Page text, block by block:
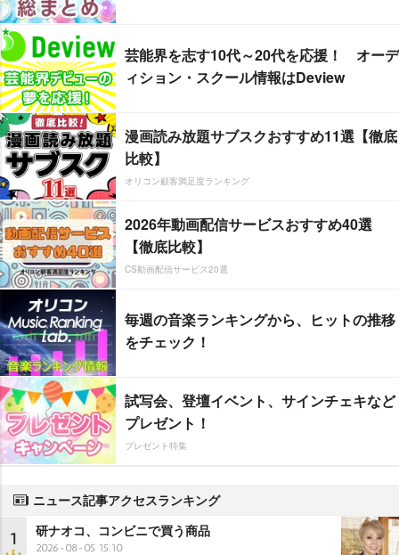
芸能界を志す10代～20代を応援！ オーデ
ィション・スクール情報はDeview
漫画読み放題サブスクおすすめ11選【徹底
比較】
オリコン顧客満足度ランキング
2026年動画配信サービスおすすめ40選
【徹底比較】
CS動画配信サービス20選
毎週の音楽ランキングから、ヒットの推移
をチェック！
試写会、登壇イベント、サインチェキなど
プレゼント！
プレゼント特集
ニュース記事アクセスランキング
1 研ナオコ、コンビニで買う商品
2026-08-05 15:10